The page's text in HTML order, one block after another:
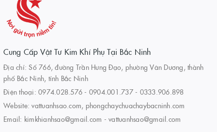
Cung Cấp Vật Tư Kim Khí Phụ Tại Bắc Ninh
Địa chỉ: Số 766, đường Trần Hưng Đạo, phường Vân Dương, thành
phố Bắc Ninh, tỉnh Bắc Ninh
Điện thoại: 0974.028.576 - 0904.001.737- 0333.906.898
Website:vattuanhsao.com, phongchaychuachaybacninh.com
Email: kimkhianhsao@gmail.com - vattuanhsao@gmail.com